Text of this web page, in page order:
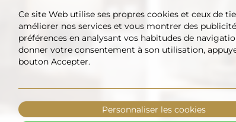
Ce site Web utilise ses propres cookies et ceux de
améliorer nos services et vous montrer des
préférences en analysant vos habitudes de
donner votre consentement à son utilisation,
bouton Accepter.
Personnaliser les cookies